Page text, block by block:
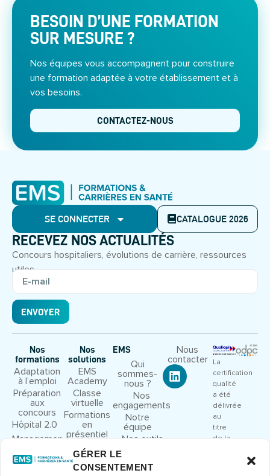
GÉRER LE
CONSENTEMENT
BESOIN D’UNE FORMATION
SUR MESURE ?
Nos équipes vous accompagnent pour construire
une formation adaptée à votre établissement et à
vos besoins.
CONTACTEZ-NOUS
SE CONNECTER CATALOGUE 2026
RECEVEZ NOS ACTUALITÉS
Concours hospitaliers, évolutions de carrière, ressources
utiles.
ENVOYER
Nos
formations
Adaptation
à l’emploi
Préparation
aux
concours
Hôpital 2.0
Management
Droit et
Nos
solutions
EMS
Academy
Classe
virtuelle
Formations
en
présentiel
EMS
Qui
sommes-
nous ?
Nos
engagements
Notre
équipe
Nos outils
pédagogiques
Nous
rejoindre
Nous
contacter
La
certification
qualité
a été
délivrée
au
titre
de la